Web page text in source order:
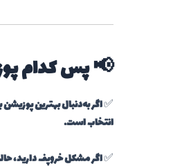
📢 پس کدام
✅اگر به‌دنبال بهترین
انتخاب است.
✅اگر مشکل خروپف دارید،